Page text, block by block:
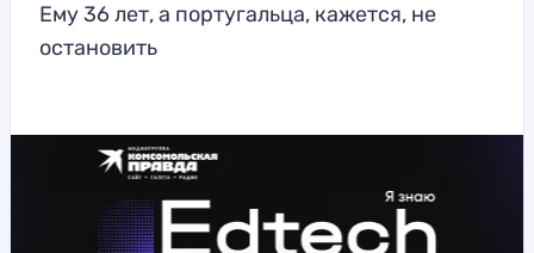
Ему 36 лет, а португальца, кажется, не
остановить